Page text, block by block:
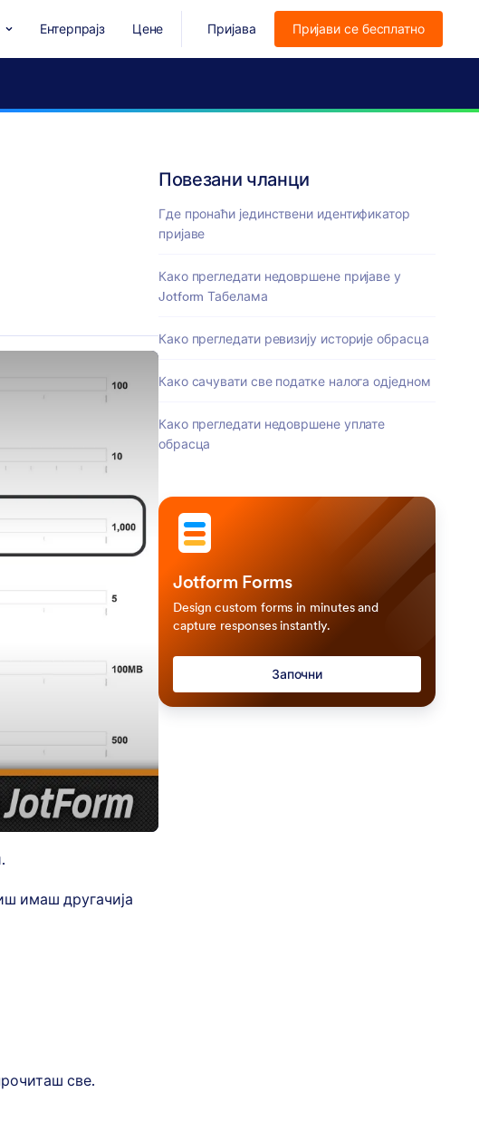
Ентерпрајз Цене Пријава Пријави се бесплатно
имаш другачија
све.
Повезани чланци
Где пронаћи јединствени идентификатор
пријаве
Како прегледати недовршене пријаве у
Jotform Табелама
Како прегледати ревизију историје обрасца
Како сачувати све податке налога одједном
Како прегледати недовршене уплате
обрасца
Jotform Forms
Design custom forms in minutes and
capture responses instantly.
Започни